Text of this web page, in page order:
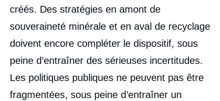
créés. Des stratégies en amont de
souveraineté minérale et en aval de recyclage
doivent encore compléter le dispositif, sous
peine d’entraîner des sérieuses incertitudes.
Les politiques publiques ne peuvent pas être
fragmentées, sous peine d’entraîner un
de
couverture
de
publication